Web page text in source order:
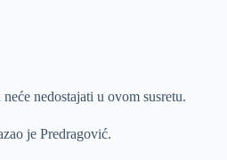
nedostajati u ovom susretu.
je Predragović.